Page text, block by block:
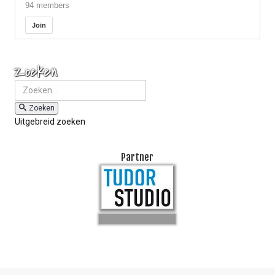
94 members
Join
Zoeken
Zoeken
Uitgebreid zoeken
Partner